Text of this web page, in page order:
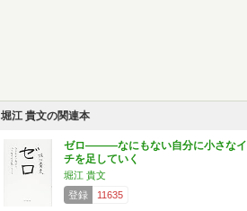
堀江 貴文の関連本
ゼロ―――なにもない自分に小さなイ
チを足していく
堀江 貴文
登録
11635